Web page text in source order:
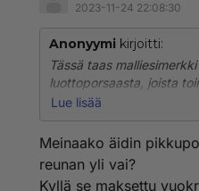
2023-11-24 22:08:30
Anonyymi kirjoitti:
Tässä taas
luottoporsaasta, joista
alotuksen ja toinen tulee
Te tiedätte vastauksen
koko yleisölle niin
Lue lisää
Meinaako äidin
reunan yli vai?
Kyllä se maksettu